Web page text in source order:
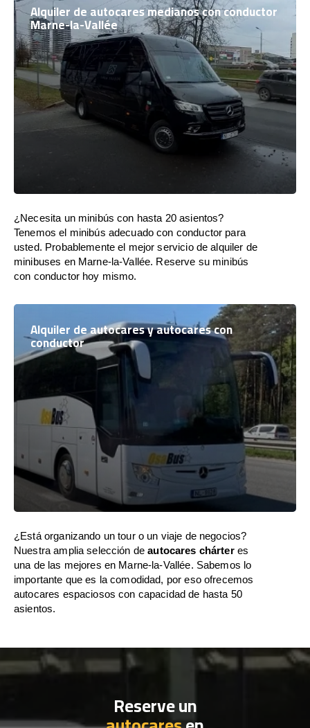
Alquiler de autocares medianos con conductor
Marne-la-Vallée
¿Necesita un minibús con hasta 20 asientos?
Tenemos el minibús adecuado con conductor para
usted. Probablemente el mejor servicio de alquiler de
minibuses en Marne-la-Vallée. Reserve su minibús
con conductor hoy mismo.
Alquiler de autocares y autocares con
conductor
¿Está organizando un tour o un viaje de negocios?
Nuestra amplia selección deautocares chárteres
una de las mejores en Marne-la-Vallée. Sabemos lo
importante que es la comodidad, por eso ofrecemos
autocares espaciosos con capacidad de hasta 50
asientos.
Reserve un